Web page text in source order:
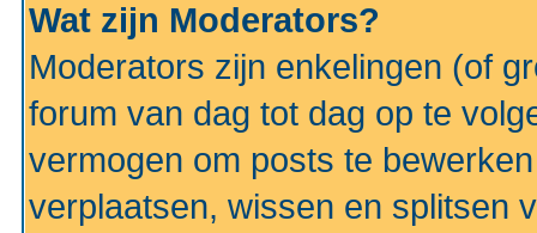
Wat zijn Moderators?
Moderators zijn enkelingen (of
forum van dag tot dag op te
vermogen om posts te
verplaatsen, wissen en splitsen